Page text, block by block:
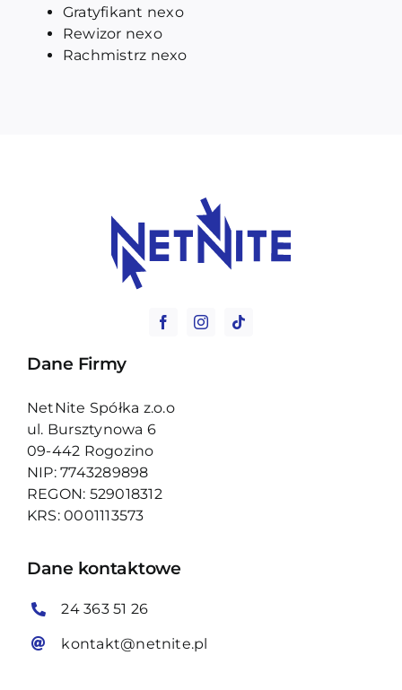
Gratyfikant nexo
Rewizor nexo
Rachmistrz nexo
Dane Firmy
NetNite Spółka z.o.o
ul. Bursztynowa 6
09-442 Rogozino
NIP: 7743289898
REGON: 529018312
KRS: 0001113573
Dane kontaktowe
24 363 51 26
kontakt@netnite.pl